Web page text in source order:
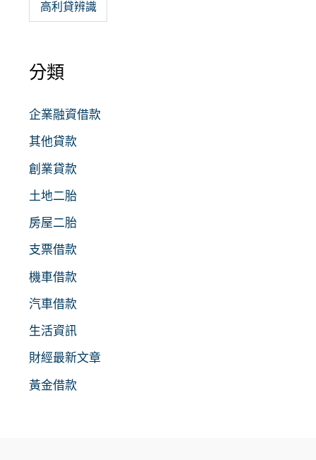
高利貸辨識
分類
企業融資借款
其他貸款
創業貸款
土地二胎
房屋二胎
支票借款
機車借款
汽車借款
生活資訊
財經最新文章
黃金借款